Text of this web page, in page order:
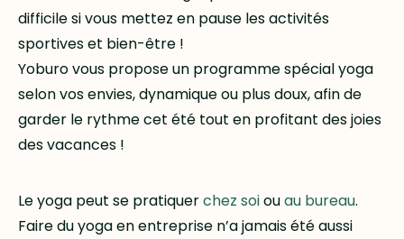
difficile si vous mettez en pause les activités
sportives et bien-être !
Yoburo vous propose un programme spécial yoga
selon vos envies, dynamique ou plus doux, afin de
garder le rythme cet été tout en profitant des joies
des vacances !
Le yoga peut se pratiquerchez soiouau bureau.
Faire du yoga en entreprise n’a jamais été aussi